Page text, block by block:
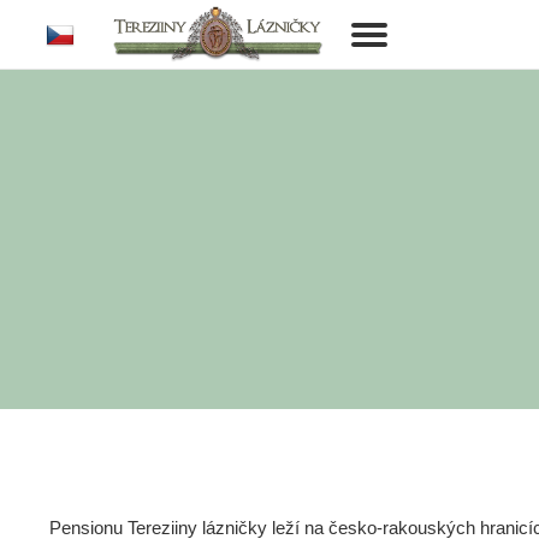
Toggle
Pensionu Tereziiny lázničky leží na česko-rakouských